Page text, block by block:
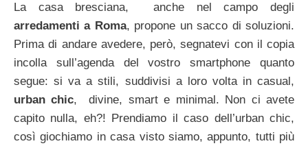
La casa bresciana, anche nel campo degli
arredamenti a Roma, propone un sacco di soluzioni.
Prima di andare avedere, però, segnatevi con il copia
incolla sull’agenda del vostro smartphone quanto
segue: si va a stili, suddivisi a loro volta in casual,
urban chic, divine, smart e minimal. Non ci avete
capito nulla, eh?! Prendiamo il caso dell’urban chic,
così giochiamo in casa visto siamo, appunto, tutti più